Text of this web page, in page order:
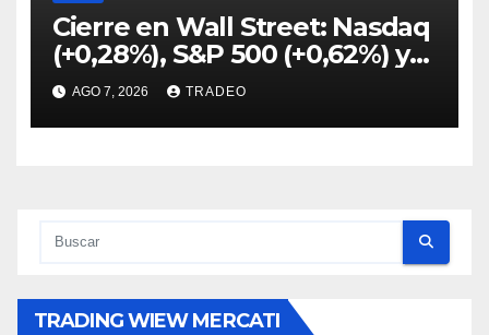
Cierre en Wall Street: Nasdaq
(+0,28%), S&P 500 (+0,62%) y
Nasdaq (+1,30%)
AGO 7, 2026 TRADEO
TRADING WIEW MERCATI